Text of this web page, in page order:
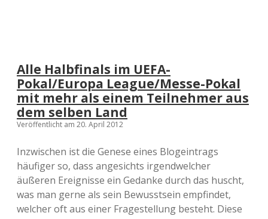
Alle Halbfinals im UEFA-
Pokal/Europa League/Messe-Pokal
mit mehr als einem Teilnehmer aus
dem selben Land
Veröffentlicht am 20. April 2012
Inzwischen ist die Genese eines Blogeintrags
häufiger so, dass angesichts irgendwelcher
äußeren Ereignisse ein Gedanke durch das huscht,
was man gerne als sein Bewusstsein empfindet,
welcher oft aus einer Fragestellung besteht. Diese